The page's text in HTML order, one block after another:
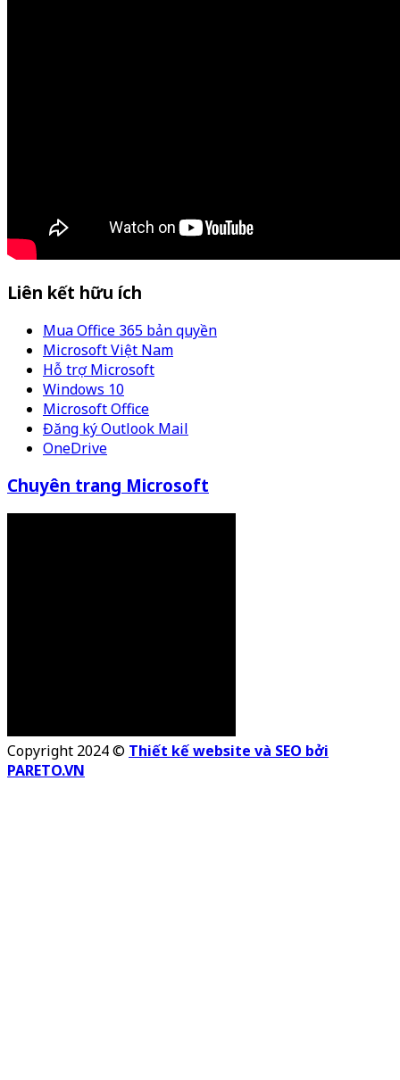
Liên kết hữu ích
Mua Office 365 bản quyền
Microsoft Việt Nam
Hỗ trợ Microsoft
Windows 10
Microsoft Office
Đăng ký Outlook Mail
OneDrive
Chuyên trang Microsoft
Copyright 2024 © Thiết kế website và SEO bởi
PARETO.VN